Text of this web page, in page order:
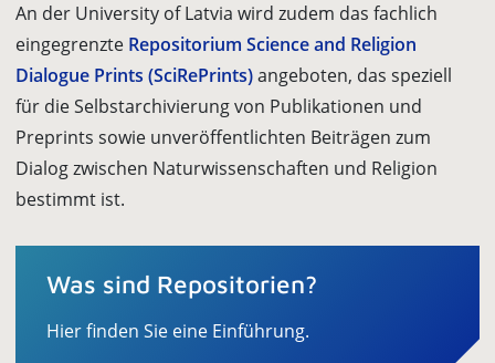
An der University of Latvia wird zudem das fachlich
eingegrenzte Repositorium Science and Religion
Dialogue Prints (SciRePrints)angeboten, das speziell
für die Selbstarchivierung von Publikationen und
Preprints sowie unveröffentlichten Beiträgen zum
Dialog zwischen Naturwissenschaften und Religion
bestimmt ist.
Was sind Repositorien?
Hier finden Sie eine Einführung.